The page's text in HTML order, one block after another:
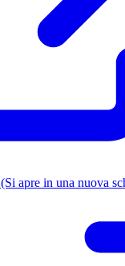
(Si apre in una nuova